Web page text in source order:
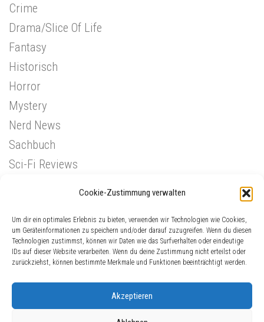
Cookie-Zustimmung verwalten
Um dir ein optimales Erlebnis zu bieten, verwenden wir Technologien wie Cookies,
um Geräteinformationen zu speichern und/oder darauf zuzugreifen. Wenn du diesen
Technologien zustimmst, können wir Daten wie das Surfverhalten oder eindeutige
IDs auf dieser Website verarbeiten. Wenn du deine Zustimmung nicht erteilst oder
zurückziehst, können bestimmte Merkmale und Funktionen beeinträchtigt werden.
Akzeptieren
Crime
Drama/Slice Of Life
Fantasy
Historisch
Horror
Mystery
Nerd News
Sachbuch
Sci-Fi Reviews